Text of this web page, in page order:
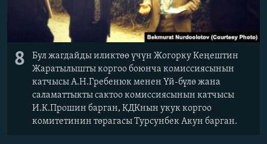
8
Бул жагдайды иликтөө үчүн Жогорку Кеңештин
Жаратылышты коргоо боюнча комиссиясынын
катчысы А.Н.Гребенюк менен Үй-бүлө жана
саламаттыкты сактоо комиссиясынын катчысы
И.К.Прошин барган, КДКнын укук коргоо
комитетинин төрагасы Турсунбек Акун барган.